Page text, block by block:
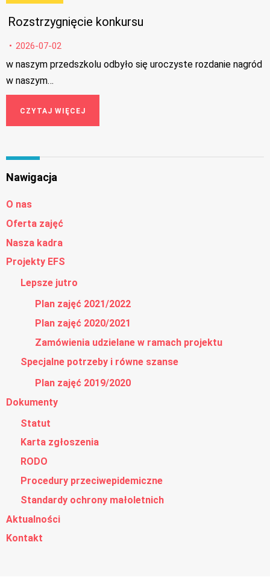
Rozstrzygnięcie konkursu
2026-07-02
w naszym przedszkolu odbyło się uroczyste rozdanie nagród
w naszym…
CZYTAJ WIĘCEJ
Nawigacja
O nas
Oferta zajęć
Nasza kadra
Projekty EFS
Lepsze jutro
Plan zajęć 2021/2022
Plan zajęć 2020/2021
Zamówienia udzielane w ramach projektu
Specjalne potrzeby i równe szanse
Plan zajęć 2019/2020
Dokumenty
Statut
Karta zgłoszenia
RODO
Procedury przeciwepidemiczne
Standardy ochrony małoletnich
Aktualności
Kontakt